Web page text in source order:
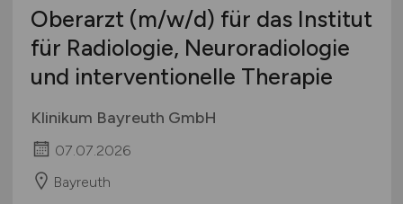
Oberarzt (m/w/d) für das Institut
für Radiologie, Neuroradiologie
und interventionelle Therapie
Klinikum Bayreuth GmbH
07.07.2026
Bayreuth